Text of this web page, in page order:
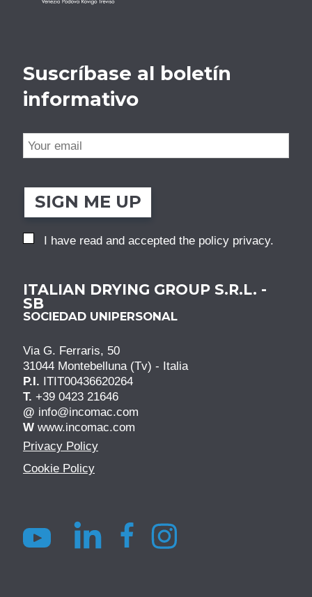
Suscríbase al boletín
informativo
SIGN ME UP
I have read and accepted the policy privacy.
ITALIAN DRYING GROUP S.R.L. -
SB
SOCIEDAD UNIPERSONAL
Via G. Ferraris, 50
31044 Montebelluna (Tv) - Italia
P.I. ITIT00436620264
T. +39 0423 21646
@ info@incomac.com
W www.incomac.com
Privacy Policy
Cookie Policy